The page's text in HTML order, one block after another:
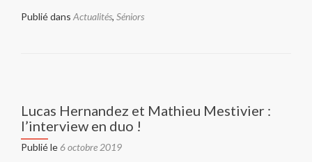
Publié dans Actualités, Séniors
Lucas Hernandez et Mathieu Mestivier :
l’interview en duo !
Publié le 6 octobre 2019